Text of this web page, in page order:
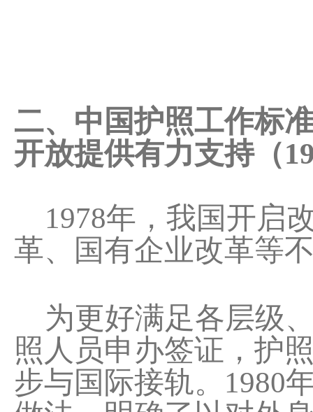
二、中国护照工作标
开放提供有力支持（
1978年，我国开启
革、国有企业改革等
为更好满足各层级
照人员申办签证，护
步与国际接轨。1980